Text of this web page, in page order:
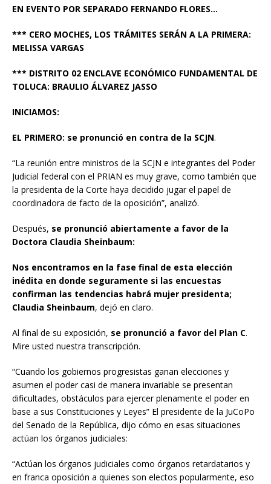
EN EVENTO POR SEPARADO FERNANDO FLORES…
*** CERO MOCHES, LOS TRÁMITES SERÁN A LA PRIMERA:
MELISSA VARGAS
*** DISTRITO 02 ENCLAVE ECONÓMICO FUNDAMENTAL DE
TOLUCA: BRAULIO ÁLVAREZ JASSO
INICIAMOS:
EL PRIMERO: se pronunció en contra de la SCJN.
“La reunión entre ministros de la SCJN e integrantes del Poder
Judicial federal con el PRIAN es muy grave, como también que
la presidenta de la Corte haya decidido jugar el papel de
coordinadora de facto de la oposición”, analizó.
Después, se pronunció abiertamente a favor de la
Doctora Claudia Sheinbaum:
Nos encontramos en la fase final de esta elección
inédita en donde seguramente si las encuestas
confirman las tendencias habrá mujer presidenta;
Claudia Sheinbaum, dejó en claro.
Al final de su exposición, se pronunció a favor del Plan C.
Mire usted nuestra transcripción.
“Cuando los gobiernos progresistas ganan elecciones y
asumen el poder casi de manera invariable se presentan
dificultades, obstáculos para ejercer plenamente el poder en
base a sus Constituciones y Leyes” El presidente de la JuCoPo
del Senado de la República, dijo cómo en esas situaciones
actúan los órganos judiciales:
“Actúan los órganos judiciales como órganos retardatarios y
en franca oposición a quienes son electos popularmente, eso